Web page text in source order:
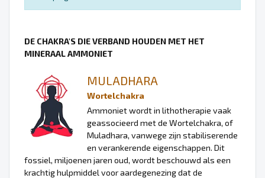
DE CHAKRA'S DIE VERBAND HOUDEN MET HET
MINERAAL AMMONIET
MULADHARA
Wortelchakra
Ammoniet wordt in lithotherapie vaak
geassocieerd met de Wortelchakra, of
Muladhara, vanwege zijn stabiliserende
en verankerende eigenschappen. Dit
fossiel, miljoenen jaren oud, wordt beschouwd als een
krachtig hulpmiddel voor aardegenezing dat de